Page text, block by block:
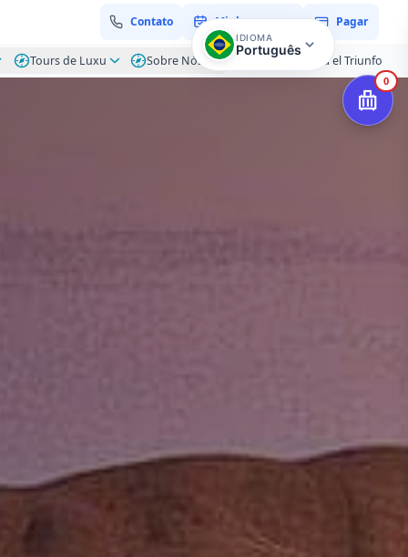
Contato Minha reserva Pagar
Tours de Luxu Sobre Nós Blog – Hacienda el Triunfo
IDIOMA
Português
0